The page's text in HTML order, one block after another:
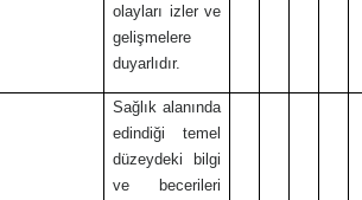
olayları izler ve
gelişmelere
duyarlıdır.
Sağlık alanında
edindiği temel
düzeydeki bilgi
ve becerileri